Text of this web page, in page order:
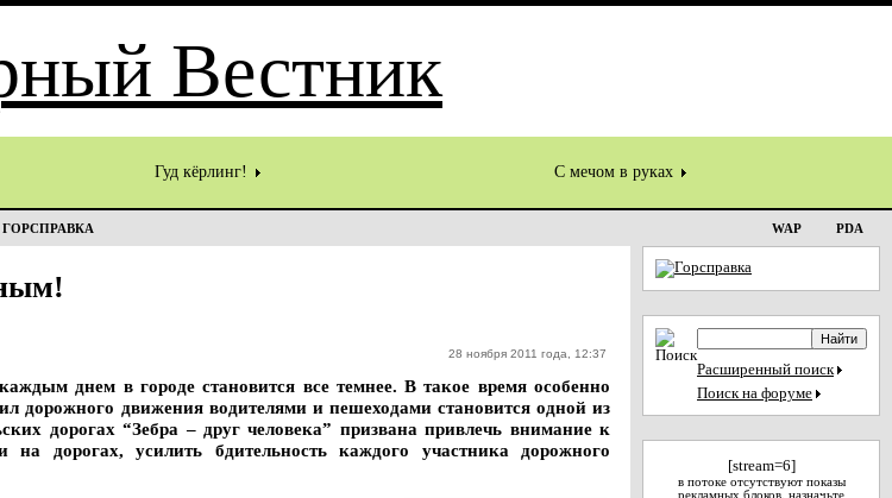
Гуд кёрлинг! С мечом в руках
ГОРСПРАВКА WAP PDA
28 ноября 2011 года, 12:37
днем в городе становится все темнее. В такое время особенно
дорожного движения водителями и пешеходами становится одной из
дорогах “Зебра – друг человека” призвана привлечь внимание к
на дорогах, усилить бдительность каждого участника дорожного
Расширенный поиск
Поиск на форуме
[stream=6]
в потоке отсутствуют показы
рекламных блоков, назначьте